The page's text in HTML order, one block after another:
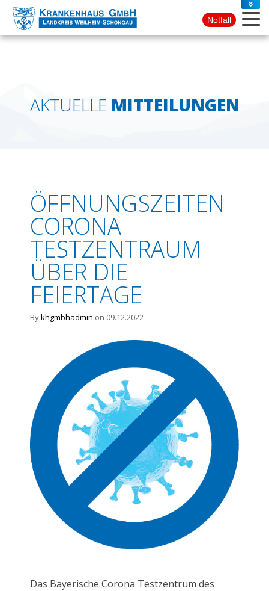
PRESSE
KONTAKT
Notfall
AKTUELLE MITTEILUNGEN
ÖFFNUNGSZEITEN
CORONA
TESTZENTRAUM
ÜBER DIE
FEIERTAGE
Bykhgmbhadmin on 09.12.2022
Das Bayerische Corona Testzentrum des